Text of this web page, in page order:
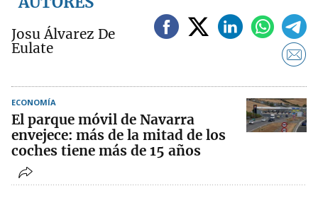
Josu Álvarez De
Eulate
ECONOMÍA
El parque móvil de Navarra
envejece: más de la mitad de los
coches tiene más de 15 años